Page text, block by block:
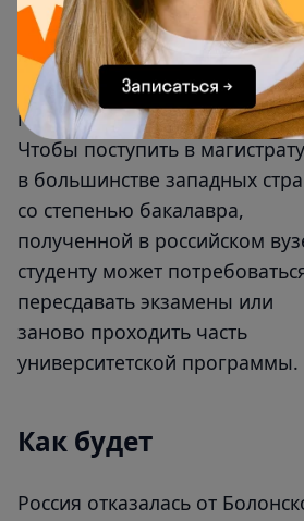
На практике список стран, где
российский диплом
без дополнительного
подтверждения, ограничен.
Чтобы поступить в
в большинстве западных
со степенью бакалавра,
полученной в российском
студенту может
пересдавать экзамены или
заново проходить часть
университетской программы.
Как будет
Россия отказалась от